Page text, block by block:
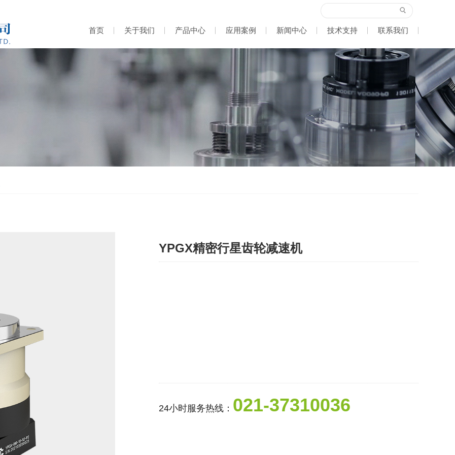
首页 关于我们 产品中心 应用案例 新闻中心 技术支持 联系我们
YPGX精密行星齿轮减速机
24小时服务热线： 021-37310036